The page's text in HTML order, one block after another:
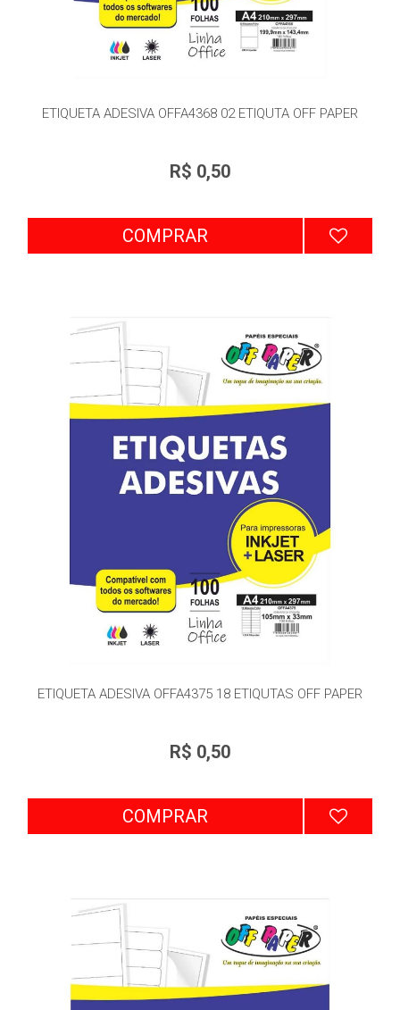
ETIQUETA ADESIVA OFFA4368 02 ETIQUTA OFF PAPER
R$ 0,50
COMPRAR
ETIQUETA ADESIVA OFFA4375 18 ETIQUTAS OFF PAPER
R$ 0,50
COMPRAR